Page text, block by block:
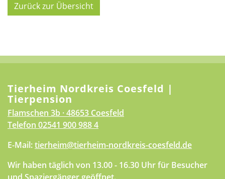
Zurück zur Übersicht
Tierheim Nordkreis Coesfeld |
Tierpension
Flamschen 3b · 48653 Coesfeld
Telefon 02541 900 988 4
E-Mail:tierheim@tierheim-nordkreis-coesfeld.de
Wir haben täglich von 13.00 - 16.30 Uhr für Besucher